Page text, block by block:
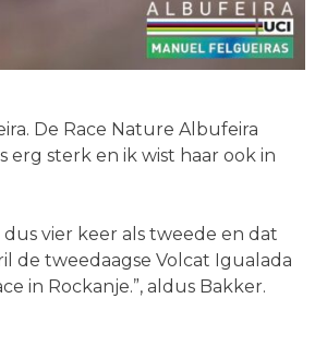
De Race Nature Albufeira
erg sterk en ik wist haar ook in
vier keer als tweede en dat
de tweedaagse Volcat Igualada
in Rockanje.”, aldus Bakker.